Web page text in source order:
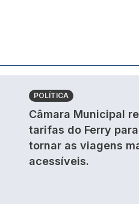
POLÍTICA
Câmara Municipal
tarifas do Ferry para
tornar as viagens
acessíveis.